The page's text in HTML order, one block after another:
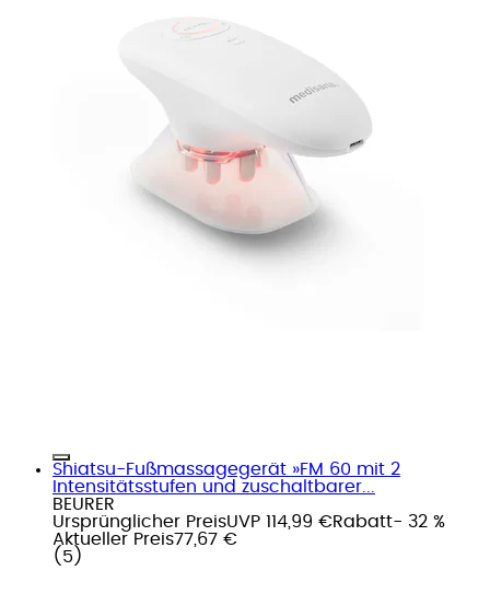
Shiatsu-Fußmassagegerät »FM 60 mit 2
Intensitätsstufen und zuschaltbarer...
BEURER
Ursprünglicher PreisUVP 114,99 €Rabatt- 32 %
Aktueller Preis77,67 €
( 5 )